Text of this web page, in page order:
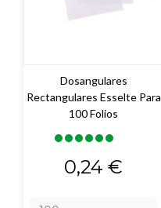
Dosangulares
Rectangulares Esselte Para
100 Folios
Precio
0,24 €